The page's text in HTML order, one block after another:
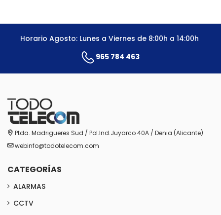
Horario Agosto: Lunes a Viernes de 8:00h a 14:00h
965 784 463
Ptda. Madrigueres Sud / Pol.Ind.Juyarco 40A / Denia (Alicante)
webinfo@todotelecom.com
CATEGORÍAS
ALARMAS
CCTV